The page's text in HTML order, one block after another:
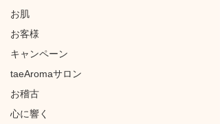
お肌
お客様
キャンペーン
taeAromaサロン
お稽古
心に響く